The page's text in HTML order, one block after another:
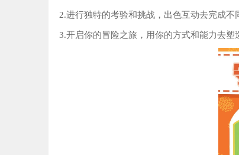
2.进行独特的考验和挑战，出色互动去完成不
3.开启你的冒险之旅，用你的方式和能力去塑